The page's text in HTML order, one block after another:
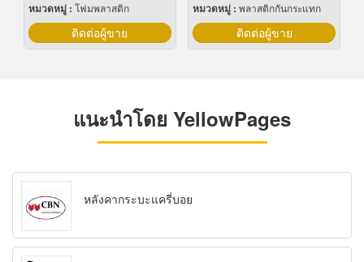
หมวดหมู่ : โฟมพลาสติก
ติดต่อผู้ขาย
หมวดหมู่ : พลาสติกกันกระแทก
ติดต่อผู้ขาย
แนะนำโดย YellowPages
หลังคากระบะแครี่บอย